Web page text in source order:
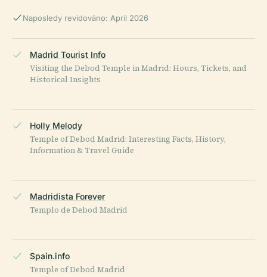
Naposledy revidováno: April 2026
Madrid Tourist Info
Visiting the Debod Temple in Madrid: Hours, Tickets, and
Historical Insights
Holly Melody
Temple of Debod Madrid: Interesting Facts, History,
Information & Travel Guide
Madridista Forever
Templo de Debod Madrid
Spain.info
Temple of Debod Madrid